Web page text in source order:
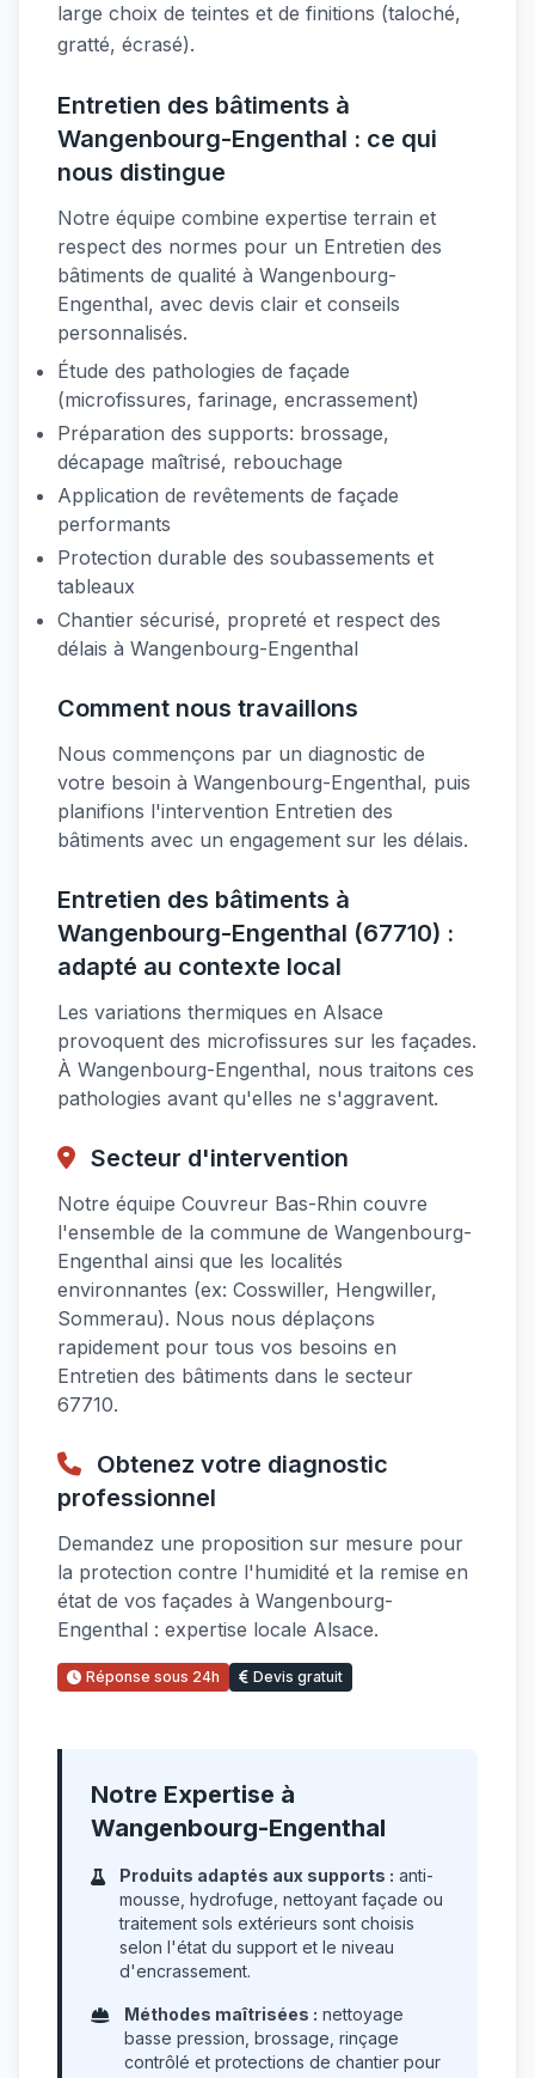
large choix de teintes et de finitions (taloché,
gratté, écrasé).
Entretien des bâtiments à
Wangenbourg-Engenthal : ce qui
nous distingue
Notre équipe combine expertise terrain et
respect des normes pour un Entretien des
bâtiments de qualité à Wangenbourg-
Engenthal, avec devis clair et conseils
personnalisés.
Étude des pathologies de façade
(microfissures, farinage, encrassement)
Préparation des supports: brossage,
décapage maîtrisé, rebouchage
Application de revêtements de façade
performants
Protection durable des soubassements et
tableaux
Chantier sécurisé, propreté et respect des
délais à Wangenbourg-Engenthal
Comment nous travaillons
Nous commençons par un diagnostic de
votre besoin à Wangenbourg-Engenthal, puis
planifions l'intervention Entretien des
bâtiments avec un engagement sur les délais.
Entretien des bâtiments à
Wangenbourg-Engenthal (67710) :
adapté au contexte local
Les variations thermiques en Alsace
provoquent des microfissures sur les façades.
À Wangenbourg-Engenthal, nous traitons ces
pathologies avant qu'elles ne s'aggravent.
Secteur d'intervention
Notre équipe Couvreur Bas-Rhin couvre
l'ensemble de la commune de Wangenbourg-
Engenthal ainsi que les localités
environnantes (ex: Cosswiller, Hengwiller,
Sommerau). Nous nous déplaçons
rapidement pour tous vos besoins en
Entretien des bâtiments dans le secteur
67710.
Obtenez votre diagnostic
professionnel
Demandez une proposition sur mesure pour
la protection contre l'humidité et la remise en
état de vos façades à Wangenbourg-
Engenthal : expertise locale Alsace.
Réponse sous 24h Devis gratuit
Notre Expertise à
Wangenbourg-Engenthal
Produits adaptés aux supports : anti-
mousse, hydrofuge, nettoyant façade ou
traitement sols extérieurs sont choisis
selon l'état du support et le niveau
d'encrassement.
Méthodes maîtrisées : nettoyage
basse pression, brossage, rinçage
contrôlé et protections de chantier pour